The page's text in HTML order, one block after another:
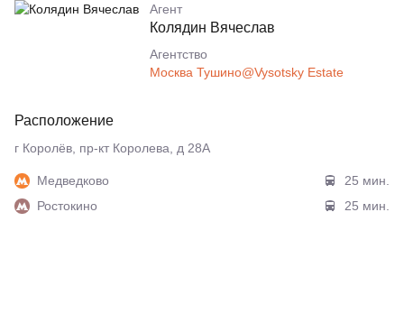
Агент
Колядин Вячеслав
Агентcтво
Москва Тушино@Vysotsky Estate
Расположение
г Королёв, пр-кт Королева, д 28А
Медведково
25 мин.
Ростокино
25 мин.